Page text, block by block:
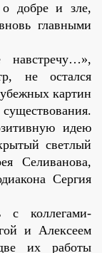
о добре и зле,
главными
навстречу…»,
не остался
картин
идею
светлый
Селиванова,
Сергия
с коллегами-
и Алексеем
их работы